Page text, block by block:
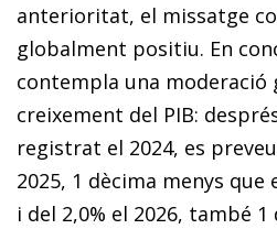
anterioritat, el missatge
globalment positiu. En
contempla una moderació
creixement del PIB:
registrat el 2024, es
2025, 1 dècima menys que
i del 2,0% el 2026, també